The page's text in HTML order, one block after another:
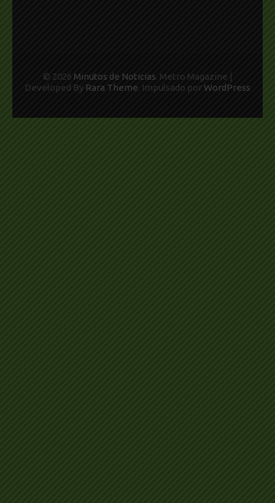
© 2026 Minutos de Noticias. Metro Magazine |
Developed By Rara Theme. Impulsado porWordPress